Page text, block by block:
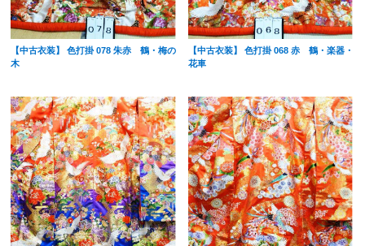
【中古衣装】 色打掛 078 朱赤 鶴・梅の
木
【中古衣装】 色打掛 068 赤 鶴・楽器・
花車